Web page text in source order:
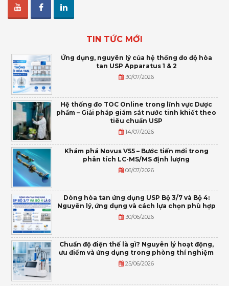
TIN TỨC MỚI
Ứng dụng, nguyên lý của hệ thống đo độ hòa
tan USP Apparatus 1 & 2
30/07/2026
Hệ thống đo TOC Online trong lĩnh vực Dược
phẩm – Giải pháp giám sát nước tinh khiết theo
tiêu chuẩn USP
14/07/2026
Khám phá Novus V55 – Bước tiến mới trong
phân tích LC-MS/MS định lượng
06/07/2026
Dòng hòa tan ứng dụng USP Bộ 3/7 và Bộ 4:
Nguyên lý, ứng dụng và cách lựa chọn phù hợp
30/06/2026
Chuẩn độ điện thế là gì? Nguyên lý hoạt động,
ưu điểm và ứng dụng trong phòng thí nghiệm
25/06/2026